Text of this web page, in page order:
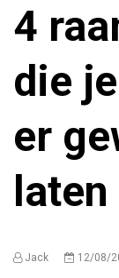
4
die
er
Jack 12/08/